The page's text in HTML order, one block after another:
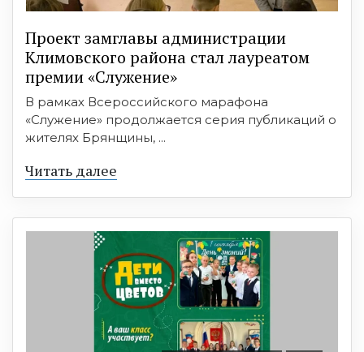
Проект замглавы администрации
Климовского района стал лауреатом
премии «Служение»
В рамках Всероссийского марафона
«Служение» продолжается серия публикаций о
жителях Брянщины, ...
Читать далее